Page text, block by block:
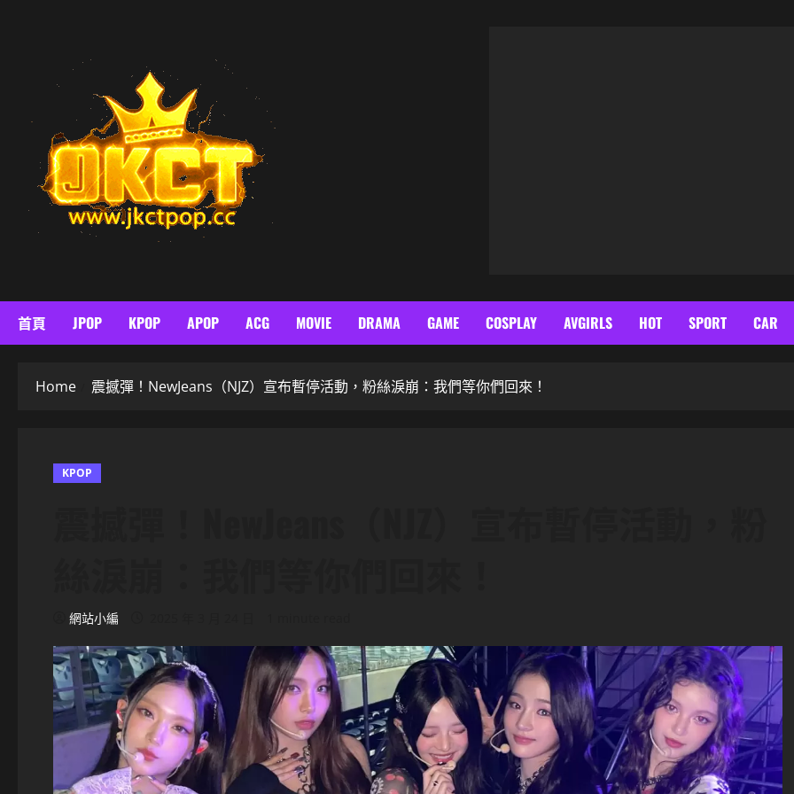
首頁 JPOP KPOP APOP ACG MOVIE DRAMA GAME COSPLAY AVGIRLS HOT SPORT CAR
Home 震撼彈！NewJeans（NJZ）宣布暫停活動，粉絲淚崩：我們等你們回來！
KPOP
網站小編